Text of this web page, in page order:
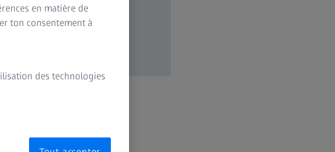
en matière de
ton consentement à
des technologies